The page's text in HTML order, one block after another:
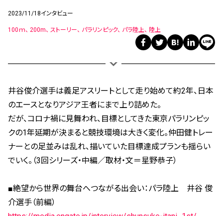
2023/11/18インタビュー
100ｍ 200m ストーリー パラリンピック パラ陸上 陸上
井谷俊介選手は義足アスリートとして走り始めて約2年、日本
のエースとなりアジア王者にまで上り詰めた。
だが、コロナ禍に見舞われ、目標としてきた東京パラリンピッ
クの1年延期が決まると競技環境は大きく変化。仲田健トレー
ナーとの足並みは乱れ、描いていた目標達成プランも揺らい
でいく。（3回シリーズ・中編／取材・文＝星野恭子）
■絶望から世界の舞台へつながる出会い：パラ陸上 井谷 俊
介選手（前編）